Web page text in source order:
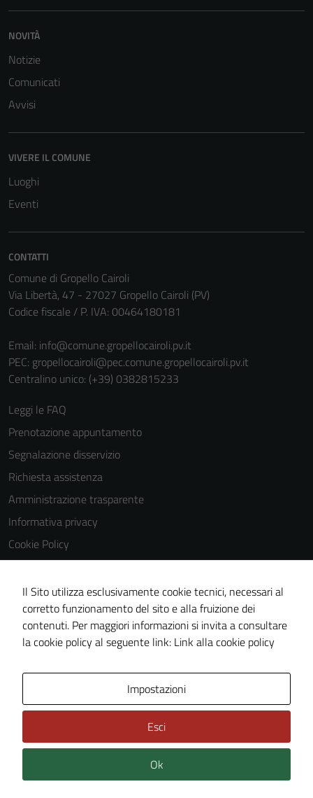
NOVITÀ
Notizie
Comunicati
Avvisi
VIVERE IL COMUNE
Luoghi
Eventi
CONTATTI
Comune di Gropello Cairoli
Via Libertà, 47 - 27027 Gropello Cairoli (PV)
Codice fiscale / P. IVA: 00464180181
Email: info@comune.gropellocairoli.pv.it
PEC: gropellocairoli@pec.comune.gropellocairoli.pv.it
Centralino unico: (+39) 0382815233
Leggi le FAQ
Prenotazione appuntamento
Segnalazione disservizio
Richiesta assistenza
Amministrazione trasparente
Informativa privacy
Cookie Policy
Note legali
Dichiarazione di accessibilità
Obiettivi di accessibilità
Piano di miglioramento del sito
Technical Design s.r.l.
Il Sito utilizza esclusivamente cookie tecnici, necessari al
corretto funzionamento del sito e alla fruizione dei
contenuti. Per maggiori informazioni si invita a consultare
la cookie policy al seguente link: Link alla cookie policy
Impostazioni
Esci
Ok
del sito e non
possono
essere
disabilitati.
Questi cookie
informazioni
personali.